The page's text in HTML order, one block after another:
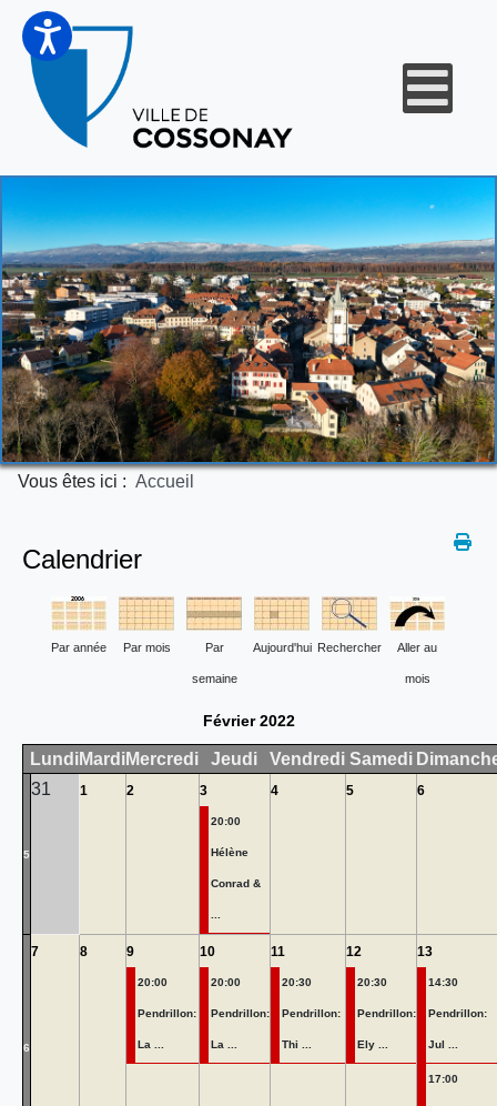
Vous êtes ici : Accueil
Calendrier
Par année Par mois Par
semaine
Aujourd'hui Rechercher Aller au
mois
Février 2022
LundiMardiMercredi Jeudi Vendredi Samedi
5
31 1 2 3
20:00
Hélène
Conrad &
...
4 5 6
6
7 8 9
20:00
Pendrillon:
La ...
10
20:00
Pendrillon:
La ...
11
20:30
Pendrillon:
Thi ...
12
20:30
Pendrillon:
Ely ...
13
14:30
Pendrillon:
Jul ...
17:00